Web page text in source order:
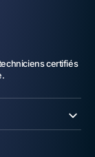
certifiés